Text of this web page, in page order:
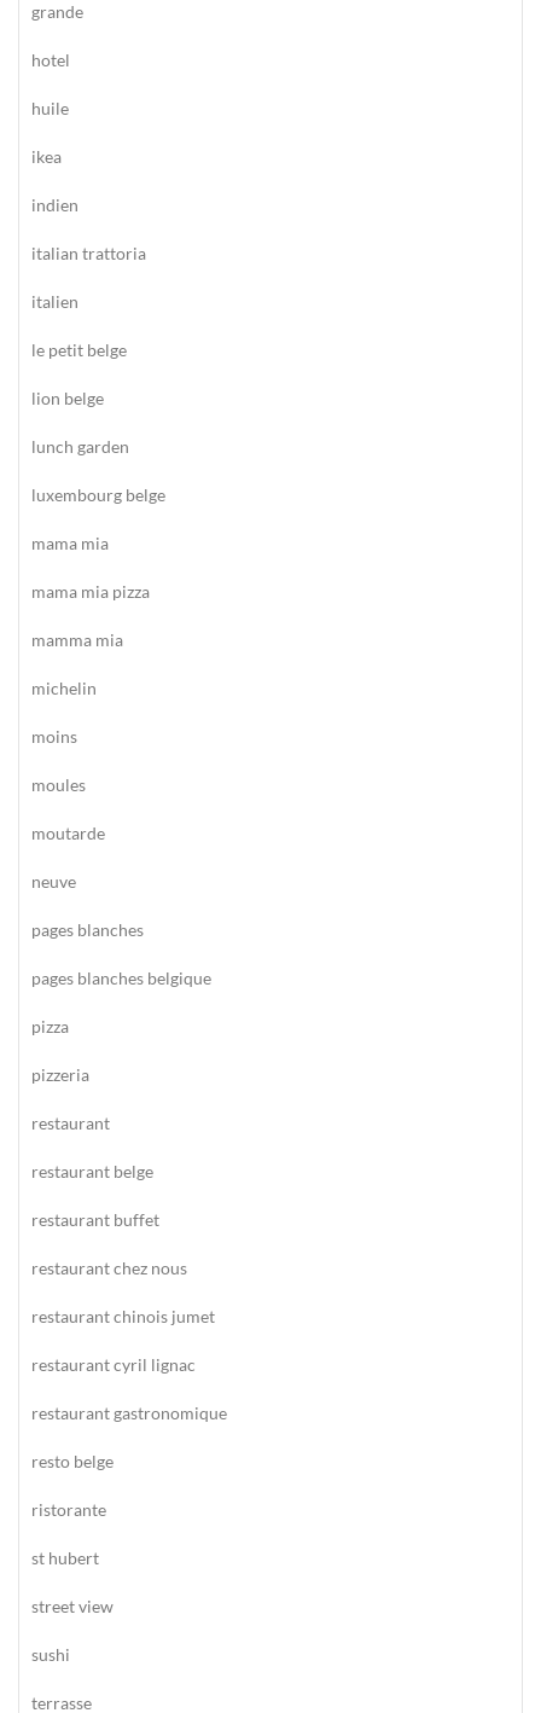
grande
hotel
huile
ikea
indien
italian trattoria
italien
le petit belge
lion belge
lunch garden
luxembourg belge
mama mia
mama mia pizza
mamma mia
michelin
moins
moules
moutarde
neuve
pages blanches
pages blanches belgique
pizza
pizzeria
restaurant
restaurant belge
restaurant buffet
restaurant chez nous
restaurant chinois jumet
restaurant cyril lignac
restaurant gastronomique
resto belge
ristorante
st hubert
street view
sushi
terrasse